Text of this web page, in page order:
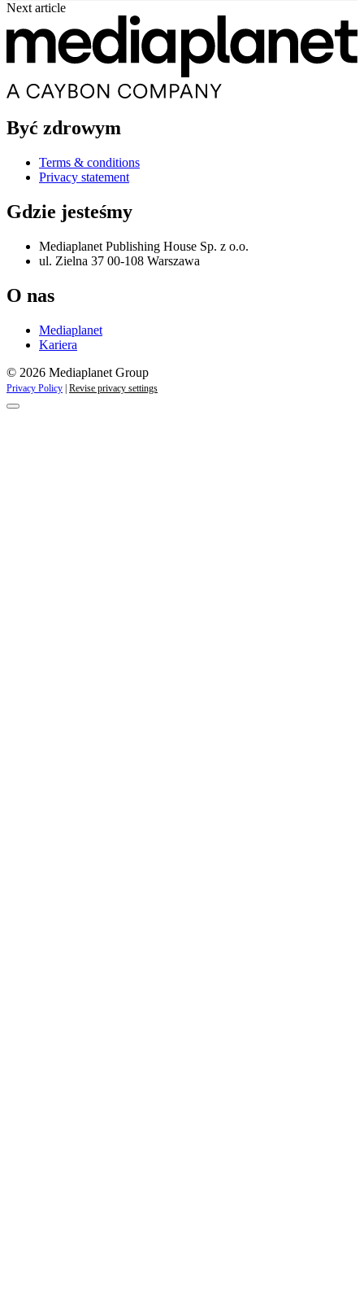
Next article
Być zdrowym
Terms & conditions
Privacy statement
Gdzie jesteśmy
Mediaplanet Publishing House Sp. z o.o.
ul. Zielna 37 00-108 Warszawa
O nas
Mediaplanet
Kariera
© 2026 Mediaplanet Group
Privacy Policy Revise privacy settings